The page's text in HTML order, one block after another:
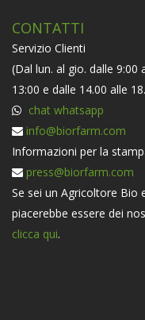
CONTATTI
Servizio Clienti
(Dal lun. al gio. dalle 9:00
13:00 e dalle 14.00 alle
chat whatsapp
info@biorfarm.com
Informazioni per la
press@biorfarm.com
Se sei un Agricoltore Bio
piacerebbe essere dei
clicca qui.